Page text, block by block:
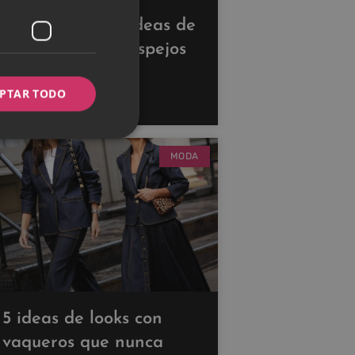
Descubre estas ideas de
decoración con espejos
para ampliar tus
espacios
MODA
5 ideas de looks con
vaqueros que nunca
TODO